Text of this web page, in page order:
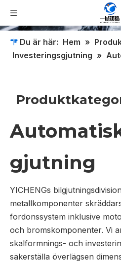
Du är här: Hem »
Investeringsgjutning »
gjutning
YICHENGs
metallkomponenter
fordonssystem inklusive
och bromskomponenter. Vi
skalformnings- och
säkerställa överlägsen